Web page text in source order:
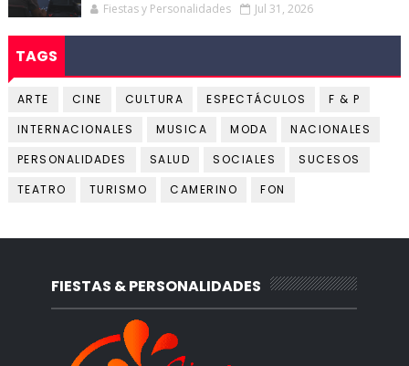
Fiestas y Personalidades Jul 31, 2026
TAGS
ARTE CINE CULTURA ESPECTÁCULOS
F & P
INTERNACIONALES
MUSICA MODA
NACIONALES
PERSONALIDADES
SALUD SOCIALES
SUCESOS
TEATRO
TURISMO CAMERINO FON
FIESTAS & PERSONALIDADES